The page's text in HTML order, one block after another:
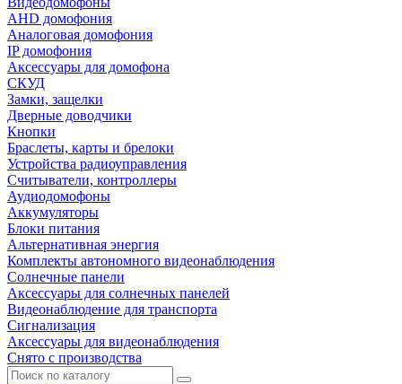
AHD домофония
Аналоговая домофония
IP домофония
Аксессуары для домофона
СКУД
Замки, защелки
Дверные доводчики
Кнопки
Браслеты, карты и брелоки
Устройства радиоуправления
Считыватели, контроллеры
Аудиодомофоны
Аккумуляторы
Блоки питания
Альтернативная энергия
Комплекты автономного видеонаблюдения
Солнечные панели
Аксессуары для солнечных панелей
Видеонаблюдение для транспорта
Сигнализация
Аксессуары для видеонаблюдения
Снято с производства